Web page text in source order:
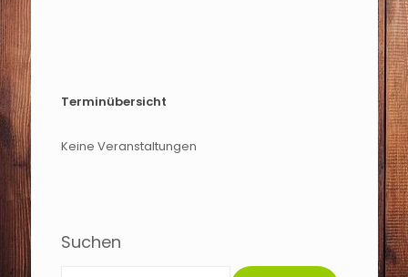
Terminübersicht
Keine Veranstaltungen
Suchen